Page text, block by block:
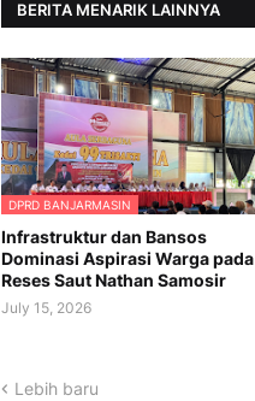
BERITA MENARIK LAINNYA
DPRD BANJARMASIN
Infrastruktur dan Bansos
Dominasi Aspirasi Warga pada
Reses Saut Nathan Samosir
July 15, 2026
Lebih baru